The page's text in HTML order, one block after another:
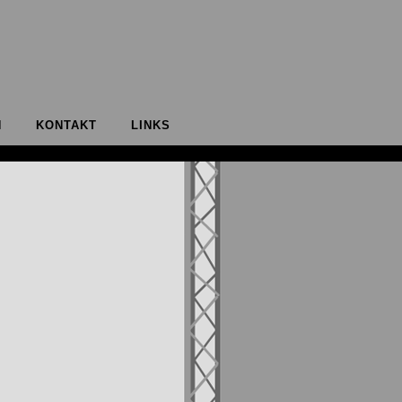
KONTAKT LINKS